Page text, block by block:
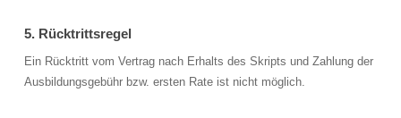
5. Rücktrittsregel
Ein Rücktritt vom Vertrag nach Erhalts des Skripts und Zahlung der
Ausbildungsgebühr bzw. ersten Rate ist nicht möglich.